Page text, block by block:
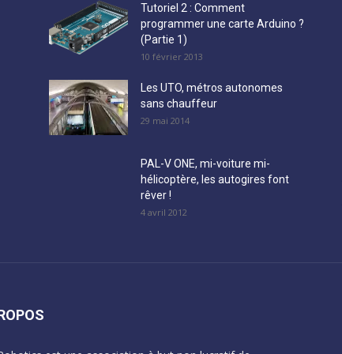
Tutoriel 2 : Comment
programmer une carte Arduino ?
(Partie 1)
10 février 2013
Les UTO, métros autonomes
sans chauffeur
29 mai 2014
PAL-V ONE, mi-voiture mi-
hélicoptère, les autogires font
rêver !
4 avril 2012